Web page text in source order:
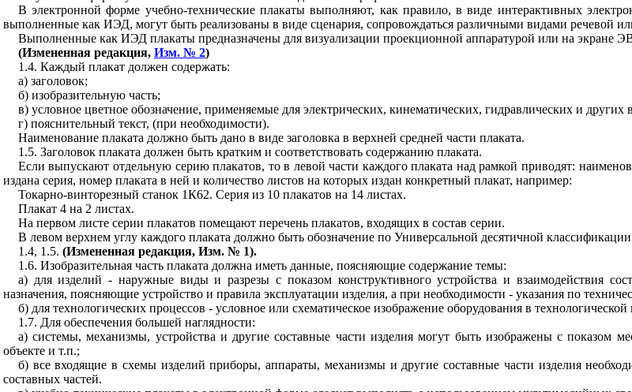
В электронной форме учебно-технические плакаты выполняют, как правило, в виде интерактивных
выполненные как ИЭД, могут быть реализованы в виде сценария, сопровождаться различными видами речевой
Выполненные как ИЭД плакаты предназначены для визуализации проекционной аппаратурой или на экране
(Измененная редакция, Изм. № 2)
1.4. Каждый плакат должен содержать:
а) заголовок;
б) изобразительную часть;
в) условное цветное обозначение, применяемые для электрических, кинематических, гидравлических и других
г) пояснительный текст, (при необходимости).
Наименование плаката должно быть дано в виде заголовка в верхней средней части плаката.
1.5. Заголовок плаката должен быть кратким и соответствовать содержанию плаката.
Если выпускают отдельную серию плакатов, то в левой части каждого плаката над рамкой приводят:
издана серия, номер плаката в ней и количество листов на которых издан конкретный плакат, например:
Токарно-винторезный станок 1К62. Серия из 10 плакатов на 14 листах.
Плакат 4 на 2 листах.
На первом листе серии плакатов помещают перечень плакатов, входящих в состав серии.
В левом верхнем углу каждого плаката должно быть обозначение по Универсальной десятичной
1.4, 1.5. (Измененная редакция, Изм. № 1).
1.6. Изобразительная часть плаката должна иметь данные, поясняющие содержание темы:
а) для изделий - наружные виды и разрезы с показом конструктивного устройства и взаимодействия
назначения, поясняющие устройство и правила эксплуатации изделия, а при необходимости - указания по
б) для технологических процессов - условное или схематическое изображение оборудования в
1.7. Для обеспечения большей наглядности:
а) системы, механизмы, устройства и другие составные части изделия могут быть изображены с показом
объекте и т.п.;
б) все входящие в схемы изделий приборы, аппараты, механизмы и другие составные части изделия
составных частей.